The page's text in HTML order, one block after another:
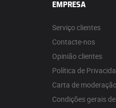
EMPRESA
Serviço clientes
Contacte-nos
Opinião clientes
Política de
Carta de
Condições gerais